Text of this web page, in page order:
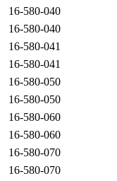
16-580-040
16-580-040
16-580-041
16-580-041
16-580-050
16-580-050
16-580-060
16-580-060
16-580-070
16-580-070